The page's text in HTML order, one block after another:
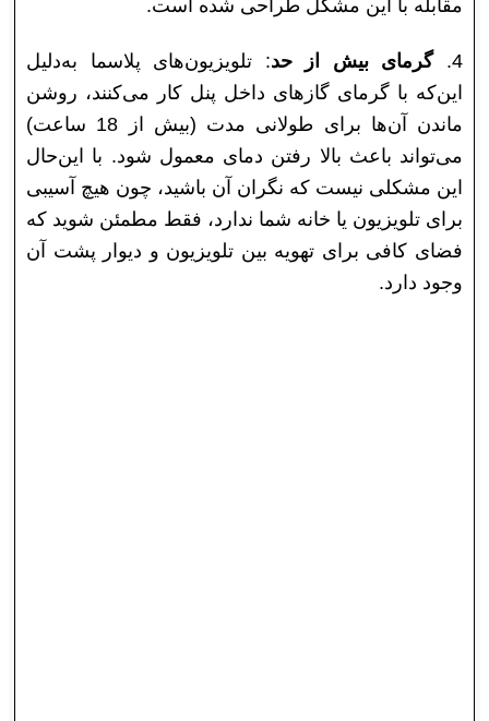
4. گرمای بیش از حد: تلویزیون‌های پلاسما به‌دلیل
این‌که با گرمای گازهای داخل پنل کار می‌کنند، روشن
ماندن آن‌ها برای طولانی مدت (بیش از 18 ساعت)
می‌تواند باعث بالا رفتن دمای معمول شود. با این‌حال
این مشکلی نیست که نگران آن باشید، چون هیچ آسیبی
برای تلویزیون یا خانه شما ندارد، فقط مطمئن شوید که
فضای کافی برای تهویه بین تلویزیون و دیوار پشت آن
وجود دارد.